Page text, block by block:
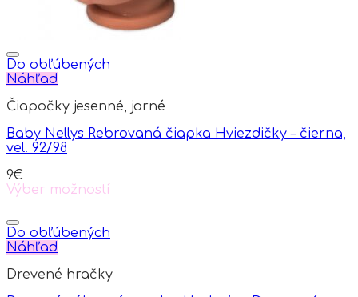
Do obľúbených
Náhľad
Čiapočky jesenné, jarné
Baby Nellys Rebrovaná čiapka Hviezdičky – čierna,
vel. 92/98
9€
Výber možností
product
has
multiple
The
Do obľúbených
Náhľad
Drevené hračky